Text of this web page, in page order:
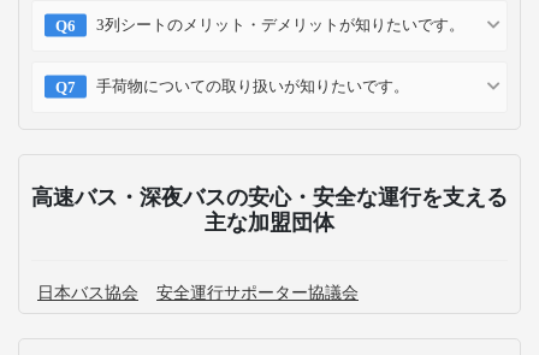
3列シートのメリット・デメリットが知りたいです。
手荷物についての取り扱いが知りたいです。
高速バス・深夜バスの安心・安全な運行を支える
主な加盟団体
日本バス協会 安全運行サポーター協議会